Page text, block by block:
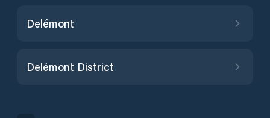
Delémont
Delémont District